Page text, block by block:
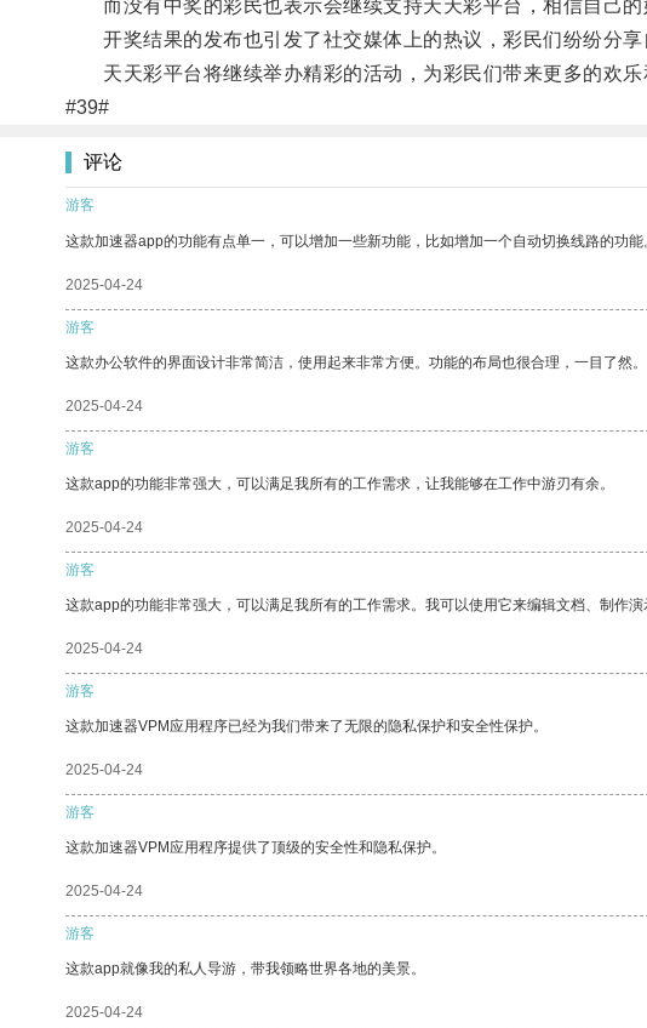
而没有中奖的彩民也表示会继续支持天天彩平台，相信自己的
开奖结果的发布也引发了社交媒体上的热议，彩民们纷纷分享
天天彩平台将继续举办精彩的活动，为彩民们带来更多的欢乐
#39#
评论
游客
这款加速器app的功能有点单一，可以增加一些新功能，比如增加一个自动切换线路的功能
2025-04-24
游客
这款办公软件的界面设计非常简洁，使用起来非常方便。功能的布局也很合理，一目了然。
2025-04-24
游客
这款app的功能非常强大，可以满足我所有的工作需求，让我能够在工作中游刃有余。
2025-04-24
游客
这款app的功能非常强大，可以满足我所有的工作需求。我可以使用它来编辑文档、制作演
2025-04-24
游客
这款加速器VPM应用程序已经为我们带来了无限的隐私保护和安全性保护。
2025-04-24
游客
这款加速器VPM应用程序提供了顶级的安全性和隐私保护。
2025-04-24
游客
这款app就像我的私人导游，带我领略世界各地的美景。
2025-04-24